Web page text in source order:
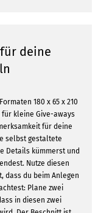
deine
180 x 65 x 210
für kleine Give-aways
für deine
selbst gestaltete
Details kümmerst und
Nutze diesen
dass du beim Anlegen
Plane zwei
in diesen zwei